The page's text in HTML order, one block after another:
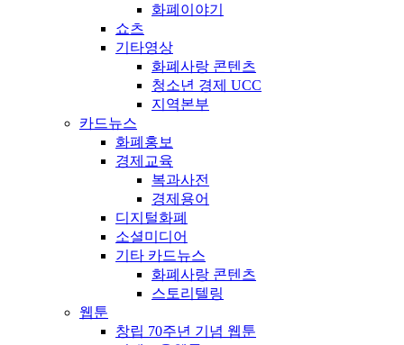
화폐이야기
쇼츠
기타영상
화폐사랑 콘텐츠
청소년 경제 UCC
지역본부
카드뉴스
화폐홍보
경제교육
복과사전
경제용어
디지털화폐
소셜미디어
기타 카드뉴스
화폐사랑 콘텐츠
스토리텔링
웹툰
창립 70주년 기념 웹툰